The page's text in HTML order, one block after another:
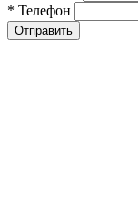
* Телефон
Отправить